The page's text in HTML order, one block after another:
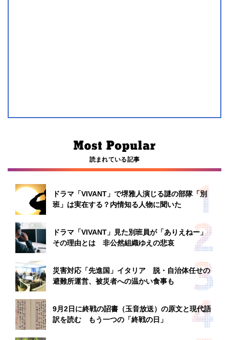
読まれている記事
ドラマ「VIVANT」で堺雅人演じる謎の部隊「別
班」は実在する？内情知る人物に聞いた
ドラマ「VIVANT」見た別班員が「ありえねー」
その理由とは 非公然組織ゆえの悲哀
災害対応「先進国」イタリア 脱・自治体任せの
避難所運営、被災者への温かい食事も
9月2日に終戦の詔書（玉音放送）の原文と現代語
訳を読む もう一つの「終戦の日」